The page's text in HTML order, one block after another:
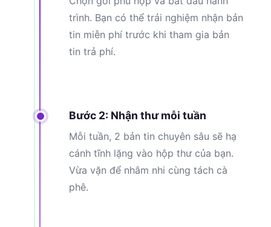
trình. Bạn có thể trải nghiệm nhận bản
tin miễn phí trước khi tham gia bản
tin trả phí.
Bước 2: Nhận thư mỗi tuần
Mỗi tuần, 2 bản tin chuyên sâu sẽ hạ
cánh tĩnh lặng vào hộp thư của bạn.
Vừa vặn để nhâm nhi cùng tách cà
phê.